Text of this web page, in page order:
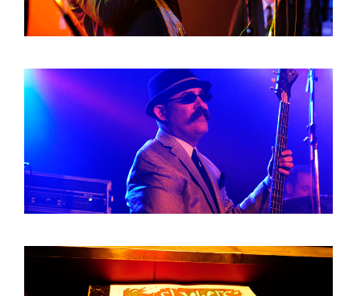
SASKIA LUDDEN
ANNA HIEP
MARTSEN HUT
ARSEN TSKHAY
ERYN BOSMA
ESTHER
ELINE KAMMINGA
KAREN SAAMAN
ARNOUD HEIKENS